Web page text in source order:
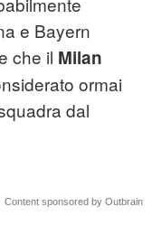
e Bayern
che il Milan
ormai
dal
Content sponsored by Outbrain